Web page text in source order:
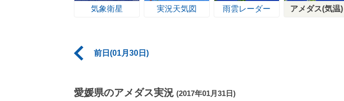
気象衛星 実況天気図 雨雲レーダー アメダス(気温)
前日(01月30日)
愛媛県のアメダス実況 (2017年01月31日)